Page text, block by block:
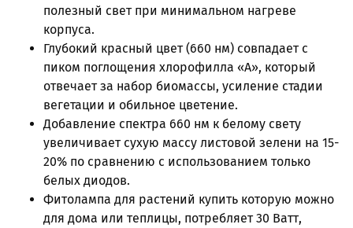
полезный свет при минимальном нагреве
корпуса.
Глубокий красный цвет (660 нм) совпадает с
пиком поглощения хлорофилла «А», который
отвечает за набор биомассы, усиление стадии
вегетации и обильное цветение.
Добавление спектра 660 нм к белому свету
увеличивает сухую массу листовой зелени на 15-
20% по сравнению с использованием только
белых диодов.
Фитолампа для растений купить которую можно
для дома или теплицы, потребляет 30 Ватт,